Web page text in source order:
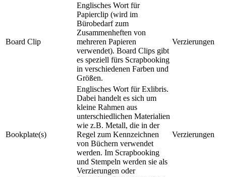
Board Clip
Englisches Wort für
Papierclip (wird im
Bürobedarf zum
Zusammenheften von
mehreren Papieren
verwendet). Board Clips gibt
es speziell fürs Scrapbooking
in verschiedenen Farben und
Größen.
Verzierungen
Bookplate(s)
Englisches Wort für Exlibris.
Dabei handelt es sich um
kleine Rahmen aus
unterschiedlichen Materialien
wie z.B. Metall, die in der
Regel zum Kennzeichnen
von Büchern verwendet
werden. Im Scrapbooking
und Stempeln werden sie als
Verzierungen oder
Verzierungen